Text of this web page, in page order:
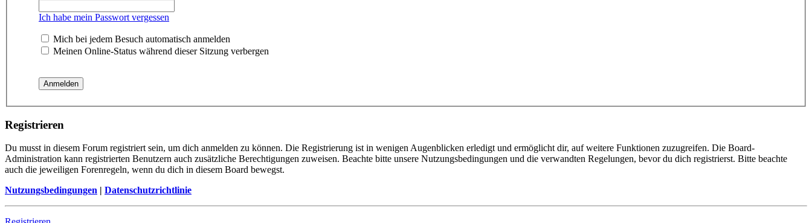
Ich habe mein Passwort vergessen
Mich bei jedem Besuch automatisch anmelden
Meinen Online-Status während dieser Sitzung verbergen
Registrieren
Du musst in diesem Forum registriert sein, um dich anmelden zu können. Die Registrierung ist in wenigen Augenblicken erledigt und ermöglicht dir, auf weitere Funktionen zuzugreifen. Die Board-
Administration kann registrierten Benutzern auch zusätzliche Berechtigungen zuweisen. Beachte bitte unsere Nutzungsbedingungen und die verwandten Regelungen, bevor du dich registrierst. Bitte beachte
auch die jeweiligen Forenregeln, wenn du dich in diesem Board bewegst.
Nutzungsbedingungen | Datenschutzrichtlinie